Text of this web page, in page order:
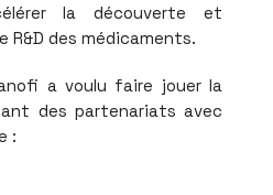
la découverte et
R&D des médicaments.
a voulu faire jouer la
des partenariats avec
: